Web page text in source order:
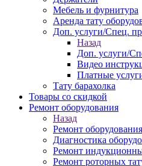
Мебель и фурнитура
Аренда тату
Доп. услуги/Спец.
Назад
Доп. услуги/
Видео
Платные
Тату барахолка
Товары со скидкой
Ремонт оборудования
Назад
Ремонт оборудования
Диагностика
Ремонт
Ремонт роторных